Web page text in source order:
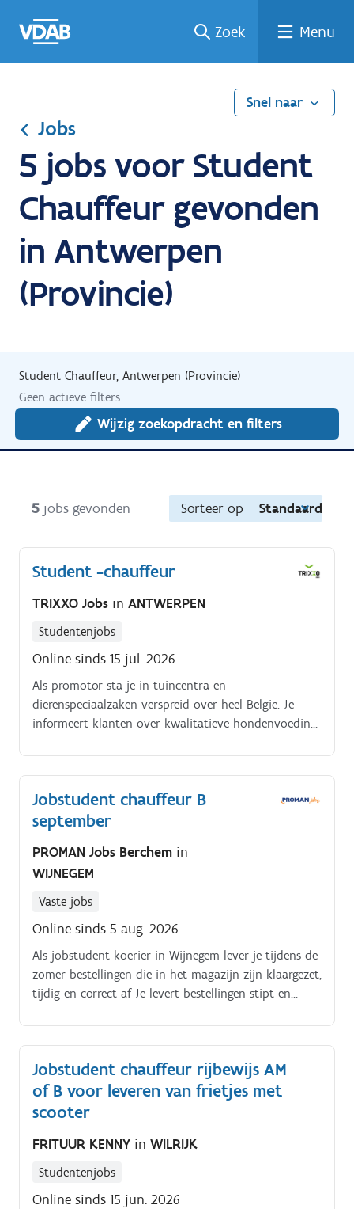
naar
een
een
job
naar
Zoek Menu
Snel naar
Jobs
5 jobs voor Student
Chauffeur gevonden
in Antwerpen
(Provincie)
Student Chauffeur, Antwerpen (Provincie)
Geen actieve filters
Wijzig zoekopdracht en filters
5 jobs gevonden Sorteer op Standaard
Student -chauffeur
TRIXXO Jobs in ANTWERPEN
Studentenjobs
Online sinds 15 jul. 2026
Als promotor sta je in tuincentra en
dierenspeciaalzaken verspreid over heel België. Je
informeert klanten over kwalitatieve hondenvoeding
de producten.
Jobstudent chauffeur B
september
PROMAN Jobs Berchem in
WIJNEGEM
Vaste jobs
Online sinds 5 aug. 2026
Als jobstudent koerier in Wijnegem lever je tijdens de
zomer bestellingen die in het magazijn zijn klaargezet,
tijdig en correct af Je levert bestellingen stipt en
bij aan een vlotte en betrouwbare service. Periode:
01/09 t.e.m. 30/09 (volledige maand). Werkuren en
starttijden variëren volgens planning en worden tijdig
meegedeeld
Jobstudent chauffeur rijbewijs AM
of B voor leveren van frietjes met
scooter
FRITUUR KENNY in WILRIJK
Studentenjobs
Online sinds 15 jun. 2026